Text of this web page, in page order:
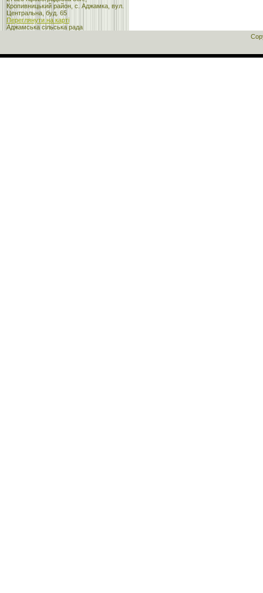
Кропивницький район, с. Аджамка, вул.
Центральна, буд. 65
Переглянути на карті
Аджамська сільська рада